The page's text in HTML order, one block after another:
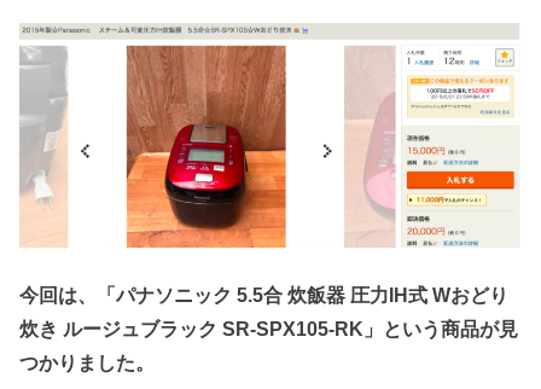
今回は、「パナソニック 5.5合 炊飯器 圧力IH式 Wおどり
炊き ルージュブラック SR-SPX105-RK」という商品が見
つかりました。